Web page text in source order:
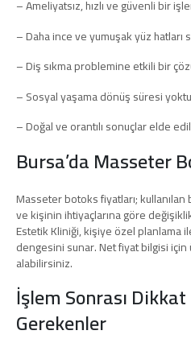
– Ameliyatsız, hızlı ve güvenli bir
– Daha ince ve yumuşak yüz hatları
– Diş sıkma problemine etkili bir
– Sosyal yaşama dönüş süresi
– Doğal ve orantılı sonuçlar elde
Bursa’da Masseter
Masseter botoks fiyatları;
ve kişinin ihtiyaçlarına göre
Estetik Kliniği, kişiye özel planlama
dengesini sunar. Net fiyat bilgisi
alabilirsiniz.
İşlem Sonrası
Gerekenler